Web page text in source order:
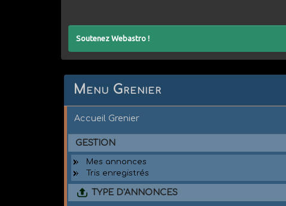
Soutenez Webastro !
Menu Grenier
Accueil Grenier
GESTION
Mes annonces
Tris enregistrés
TYPE D'ANNONCES